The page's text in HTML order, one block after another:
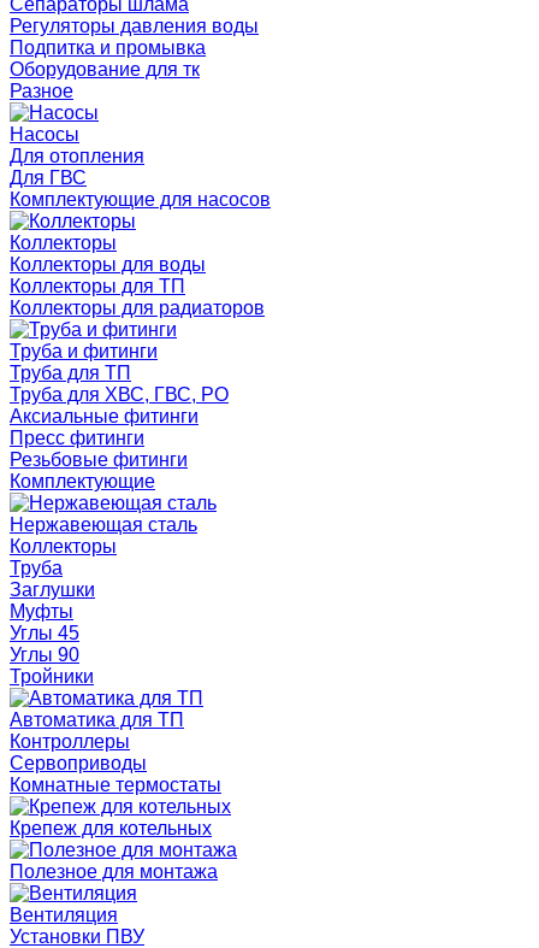
Сепараторы шлама
Регуляторы давления воды
Подпитка и промывка
Оборудование для тк
Разное
Насосы
Для отопления
Для ГВС
Комплектующие для насосов
Коллекторы
Коллекторы для воды
Коллекторы для ТП
Коллекторы для радиаторов
Труба и фитинги
Труба для ТП
Труба для ХВС, ГВС, РО
Аксиальные фитинги
Пресс фитинги
Резьбовые фитинги
Комплектующие
Нержавеющая сталь
Коллекторы
Труба
Заглушки
Муфты
Углы 45
Углы 90
Тройники
Автоматика для ТП
Контроллеры
Сервоприводы
Комнатные термостаты
Крепеж для котельных
Полезное для монтажа
Вентиляция
Установки ПВУ